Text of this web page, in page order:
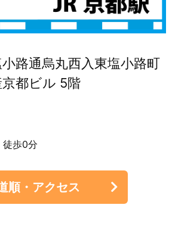
路通烏丸西入東塩小路町
都ビル 5階
徒歩0分
順・アクセス